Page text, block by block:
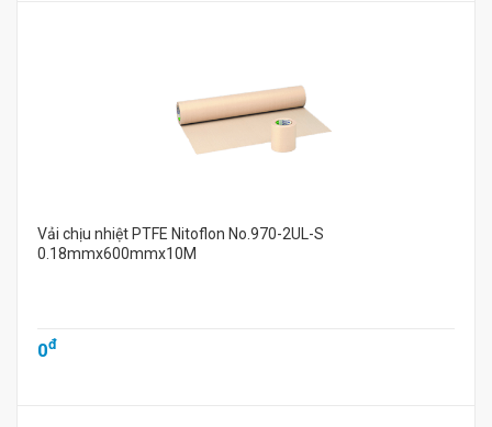
Vải chịu nhiệt PTFE Nitoflon No.970-2UL-S
0.18mmx600mmx10M
0đ